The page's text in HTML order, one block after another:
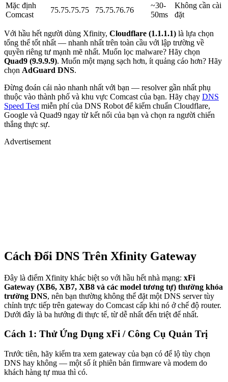
Mặc định
Comcast
75.75.75.75 75.75.76.76
~30-
50ms
Không cần cài
đặt
Với hầu hết người dùng Xfinity, Cloudflare (1.1.1.1) là lựa chọn
tổng thể tốt nhất — nhanh nhất trên toàn cầu với lập trường về
quyền riêng tư mạnh mẽ nhất. Muốn lọc malware? Hãy chọn
Quad9 (9.9.9.9). Muốn một mạng sạch hơn, ít quảng cáo hơn? Hãy
chọn AdGuard DNS.
Đừng đoán cái nào nhanh nhất với bạn — resolver gần nhất phụ
thuộc vào thành phố và khu vực Comcast của bạn. Hãy chạy DNS
Speed Test miễn phí của DNS Robot để kiểm chuẩn Cloudflare,
Google và Quad9 ngay từ kết nối của bạn và chọn ra người chiến
thắng thực sự.
Advertisement
Cách Đổi DNS Trên Xfinity Gateway
Đây là điểm Xfinity khác biệt so với hầu hết nhà mạng: xFi
Gateway (XB6, XB7, XB8 và các model tương tự) thường khóa
trường DNS, nên bạn thường không thể đặt một DNS server tùy
chỉnh trực tiếp trên gateway do Comcast cấp khi nó ở chế độ router.
Dưới đây là ba hướng đi thực tế, từ dễ nhất đến triệt để nhất.
Cách 1: Thử Ứng Dụng xFi / Công Cụ Quản Trị
Trước tiên, hãy kiểm tra xem gateway của bạn có để lộ tùy chọn
DNS hay không — một số ít phiên bản firmware và modem do
khách hàng tự mua thì có.